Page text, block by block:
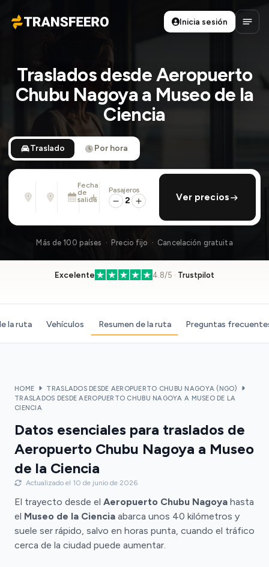
Transfeero
Inicia sesión
Abrir
Traslados desde Aeropuerto
Chubu Nagoya a Museo de la
Ciencia
Traslado Por hora
Desde
Dirección, aeropuerto, hotel, ...
Hasta
Dirección, aeropuerto, hotel, ...
Fecha
de
salida
Mar., 11 Ago. · 13:45
añadir regreso
Pasajeros
2 Ver precios
Más de 100 países · Precio fijo · Cancelación gratuita
Excelente 4.8/5 · Trustpilot
la ruta Vehículos Resumen de la ruta Preguntas
HOME
TRASLADOS DESDE AEROPUERTO CHUBU NAGOYA (NGO)
TRASLADOS DESDE AEROPUERTO CHUBU NAGOYA A MUSEO DE LA
CIENCIA
Datos esenciales para traslados de
Aeropuerto Chubu Nagoya a Museo
de la Ciencia
Actualizado el 10 de junio de 2026
El trayecto desde el Aeropuerto Chubu Nagoya hasta
el Museo de la Ciencia abarca unos 40 kilómetros y
suele ser rápido, salvo en horas punta, cuando el tráfico
cerca de la ciudad puede aumentar.